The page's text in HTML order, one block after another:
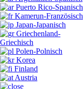
Puerto Rico-Spanisch
Kamerun-Französisch
Japan-Japanisch
Griechenland-
Griechisch
Polen-Polnisch
Korea
Finland
Austria